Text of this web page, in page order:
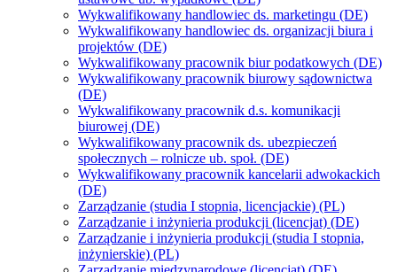
Wykwalifikowany handlowiec ds. marketingu (DE)
Wykwalifikowany handlowiec ds. organizacji biura i
projektów (DE)
Wykwalifikowany pracownik biur podatkowych (DE)
Wykwalifikowany pracownik biurowy sądownictwa
(DE)
Wykwalifikowany pracownik d.s. komunikacji
biurowej (DE)
Wykwalifikowany pracownik ds. ubezpieczeń
społecznych – rolnicze ub. społ. (DE)
Wykwalifikowany pracownik kancelarii adwokackich
(DE)
Zarządzanie (studia I stopnia, licencjackie) (PL)
Zarządzanie i inżynieria produkcji (licencjat) (DE)
Zarządzanie i inżynieria produkcji (studia I stopnia,
inżynierskie) (PL)